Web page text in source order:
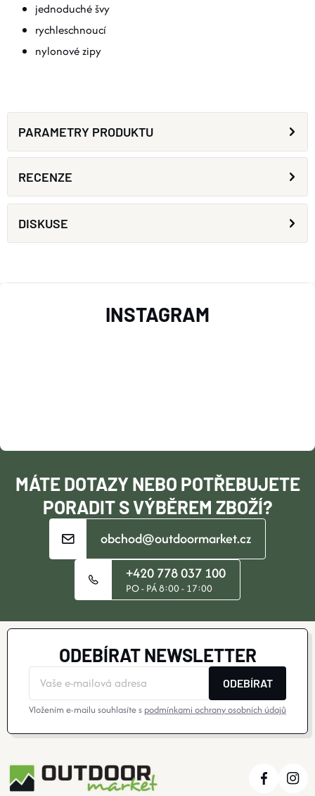
jednoduché švy
rychleschnoucí
nylonové zipy
PARAMETRY PRODUKTU
RECENZE
DISKUSE
T
MÁTE DOTAZY NEBO POTŘEBUJETE
PORADIT S VÝBĚREM ZBOŽÍ?
obchod@outdoormarket.cz
+420 778 037 100
PO - PÁ 8:00 - 17:00
INSTAGRAM
ODEBÍRAT NEWSLETTER
ODEBÍRAT
Vložením e-mailu souhlasíte s podmínkami ochrany osobních údajů